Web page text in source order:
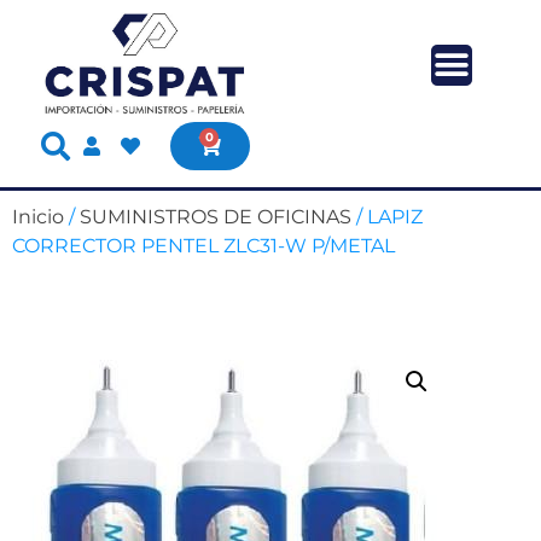
0
Inicio / SUMINISTROS DE OFICINAS / LAPIZ
CORRECTOR PENTEL ZLC31-W P/METAL